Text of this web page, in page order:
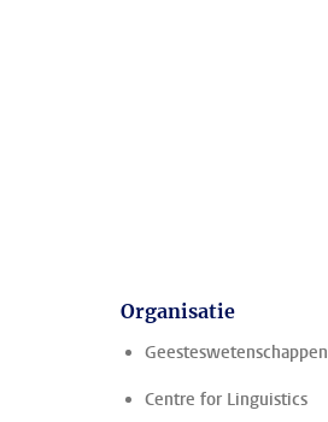
Organisatie
Geesteswetenschappen
Centre for Linguistics